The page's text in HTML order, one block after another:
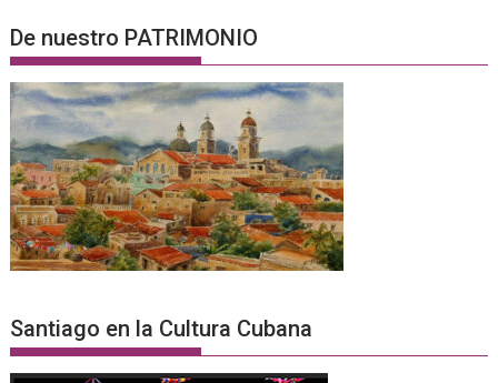
De nuestro PATRIMONIO
Santiago en la Cultura Cubana